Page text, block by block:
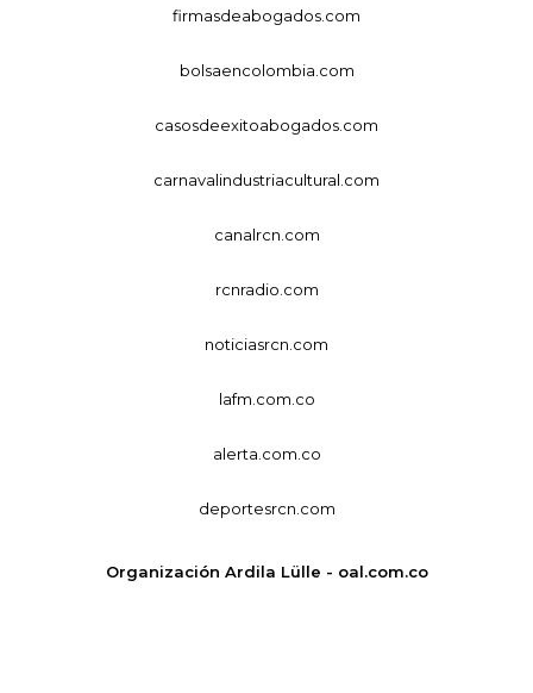
firmasdeabogados.com
bolsaencolombia.com
casosdeexitoabogados.com
carnavalindustriacultural.com
canalrcn.com
rcnradio.com
noticiasrcn.com
lafm.com.co
alerta.com.co
deportesrcn.com
Organización Ardila Lülle - oal.com.co